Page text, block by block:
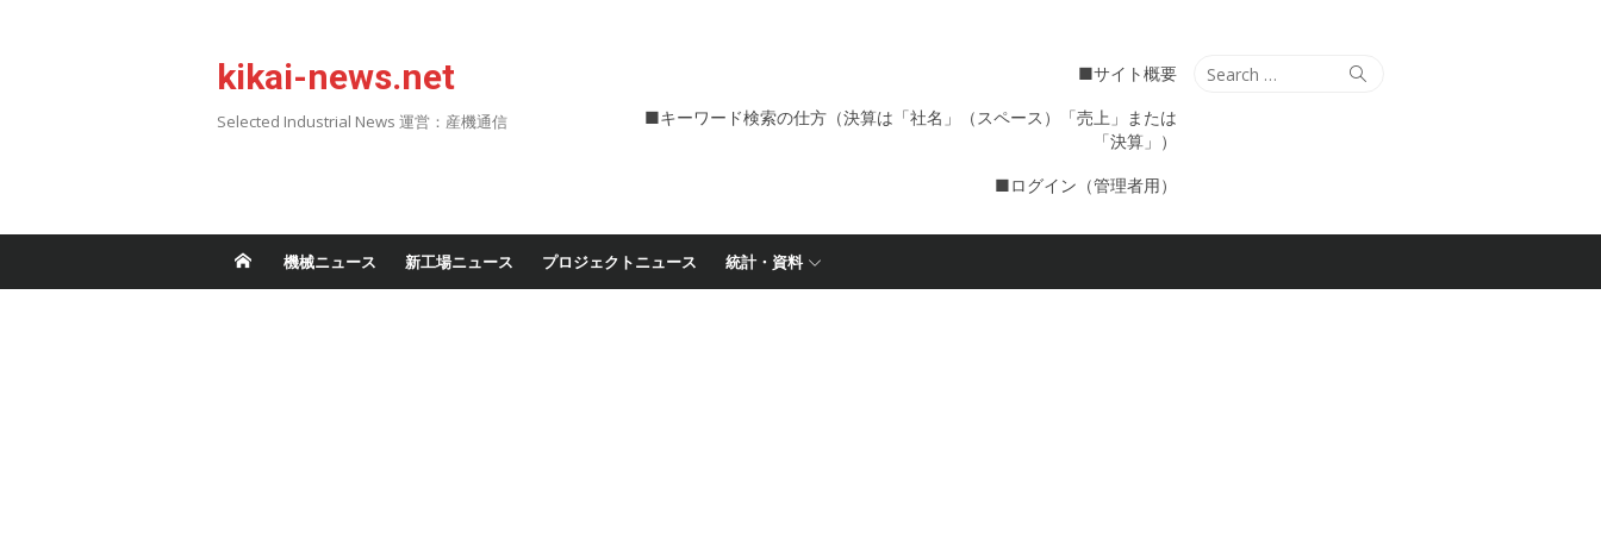
kikai-news.net
Selected Industrial News 運営：産機通信
Search
Search
■サイト概要
■キーワード検索の仕方（決算は「社名」（スペース）「売上」または
「決算」）
■ログイン（管理者用）
機械ニュース 新工場ニュース プロジェクトニュース 統計・資料